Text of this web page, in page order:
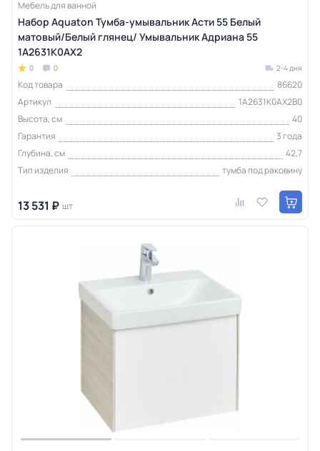
Мебель для ванной
Набор Aquaton Тумба-умывальник Асти 55 Белый
матовый/Белый глянец/ Умывальник Адриана 55
1A2631K0AX2
0 0 2-4 дня
Код товара
86620
Артикул
1A2631K0AX2B0
Высота, см
40
Гарантия
3 года
Глубина, см
42,7
Тип изделия
тумба под раковину
13 531 ₽ шт